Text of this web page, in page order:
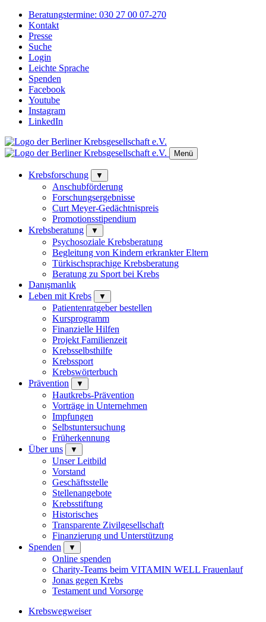
Beratungstermine: 030 27 00 07-270
Kontakt
Presse
Suche
Login
Leichte Sprache
Spenden
Facebook
Youtube
Instagram
LinkedIn
Menü
Krebsforschung ▼
Anschubförderung
Forschungsergebnisse
Curt Meyer-Gedächtnispreis
Promotionsstipendium
Krebsberatung
▼
Psychosoziale Krebsberatung
Begleitung von Kindern erkrankter Eltern
Türkischsprachige Krebsberatung
Beratung zu Sport bei Krebs
Danışmanlık
Leben mit Krebs
▼
Patientenratgeber bestellen
Kursprogramm
Finanzielle Hilfen
Projekt Familienzeit
Krebsselbsthilfe
Krebssport
Krebswörterbuch
Prävention
▼
Hautkrebs-Prävention
Vorträge in Unternehmen
Impfungen
Selbstuntersuchung
Früherkennung
Über uns
▼
Unser Leitbild
Vorstand
Geschäftsstelle
Stellenangebote
Krebsstiftung
Historisches
Transparente Zivilgesellschaft
Finanzierung und Unterstützung
Spenden
▼
Online spenden
Charity-Teams beim VITAMIN WELL Frauenlauf
Jonas gegen Krebs
Testament und Vorsorge
Krebswegweiser